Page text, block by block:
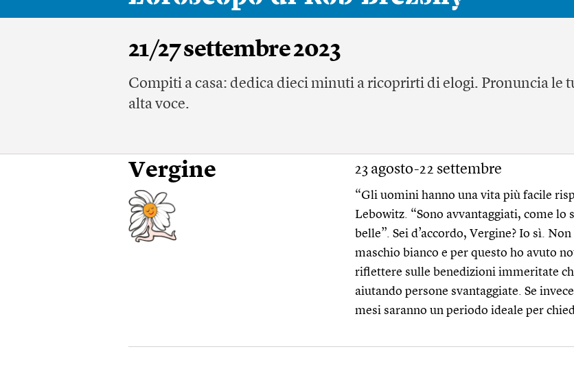
21/27 settembre 2023
Compiti a casa: dedica dieci minuti a ricoprirti di elogi. Pronuncia le
alta voce.
Vergine 23 agosto-22 settembre
“Gli uomini hanno una vita più facile
Lebowitz. “Sono avvantaggiati, come lo
belle”. Sei d’accordo, Vergine? Io sì.
maschio bianco e per questo ho avuto
riflettere sulle benedizioni immeritate
aiutando persone svantaggiate. Se
mesi saranno un periodo ideale per